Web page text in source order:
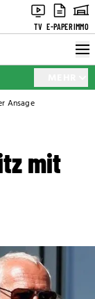
TV E-PAPERIMMO
Ansage
mit